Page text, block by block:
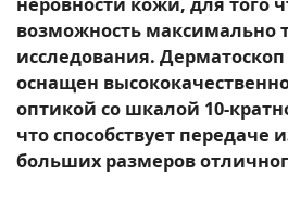
возможность максимально
исследования.
оснащен
оптикой со шкалой 10-
что способствует передаче
больших размеров